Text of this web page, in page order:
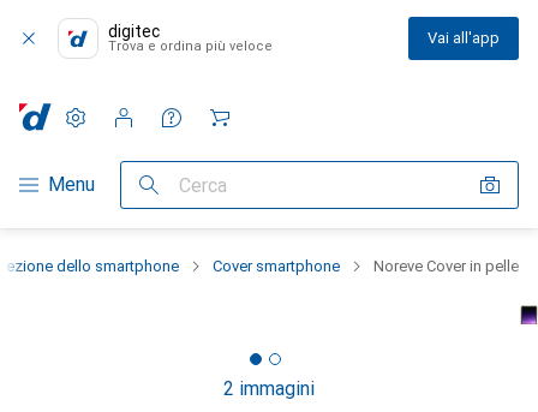
digitec
Trova e ordina più veloce Vai all'app
Categoria Navigazione
Menu Cerca
Impostazioni
Conto cliente
Liste di confronto
Liste dei desideri
Carrello
dello smartphone Cover smartphone Noreve Cover in pelle
2 immagini